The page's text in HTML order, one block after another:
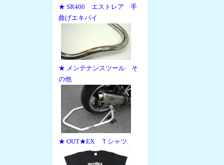
★ SR400 エストレア 手
曲げエキパイ
★ メンテナンスツール そ
の他
★ OUT★EX Ｔシャツ